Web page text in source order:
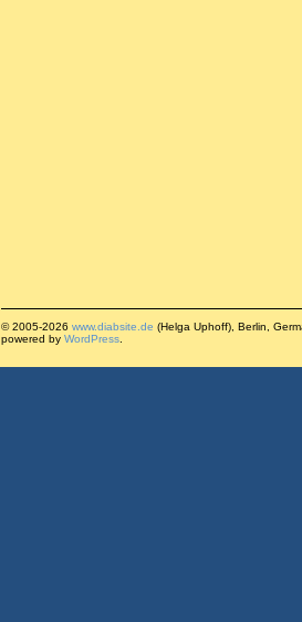
© 2005-2026 www.diabsite.de (Helga Uphoff), Berlin,
powered by WordPress.